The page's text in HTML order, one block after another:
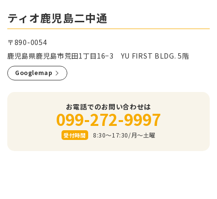
ティオ鹿児島二中通
〒890-0054
鹿児島県鹿児島市荒田1丁目16−3 YU FIRST BLDG. 5階
Googlemap
お電話でのお問い合わせは
099-272-9997
受付時間 8:30～17:30/⽉〜⼟曜